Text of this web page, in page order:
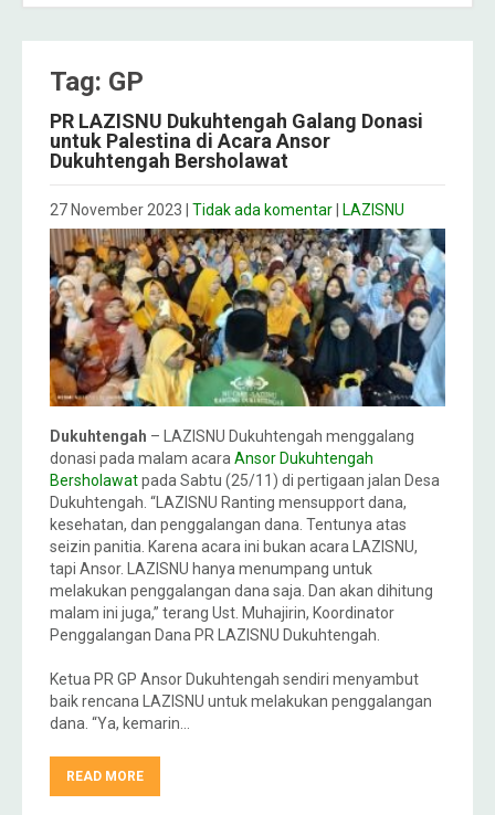
Tag: GP
PR LAZISNU Dukuhtengah Galang Donasi
untuk Palestina di Acara Ansor
Dukuhtengah Bersholawat
27 November 2023 Tidak ada komentar LAZISNU
Dukuhtengah – LAZISNU Dukuhtengah menggalang
donasi pada malam acara Ansor Dukuhtengah
Bersholawatpada Sabtu (25/11) di pertigaan jalan Desa
Dukuhtengah. “LAZISNU Ranting mensupport dana,
kesehatan, dan penggalangan dana. Tentunya atas
seizin panitia. Karena acara ini bukan acara LAZISNU,
tapi Ansor. LAZISNU hanya menumpang untuk
melakukan penggalangan dana saja. Dan akan dihitung
malam ini juga,” terang Ust. Muhajirin, Koordinator
Penggalangan Dana PR LAZISNU Dukuhtengah.
Ketua PR GP Ansor Dukuhtengah sendiri menyambut
baik rencana LAZISNU untuk melakukan penggalangan
dana. “Ya, kemarin…
READ MORE